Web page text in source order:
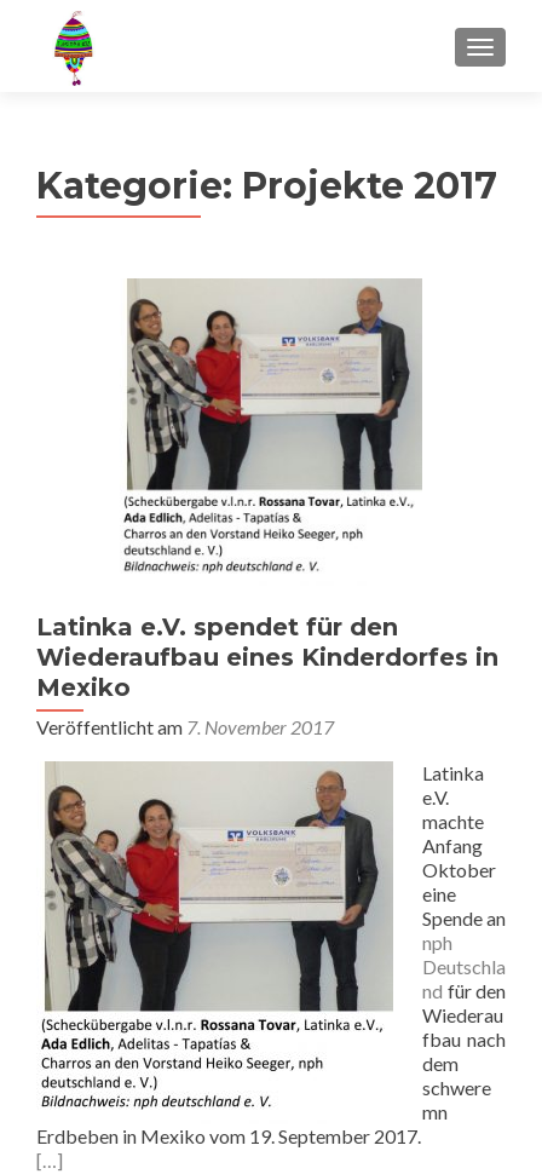
MENU
Kategorie: Projekte 2017
Latinka e.V. spendet für den
Wiederaufbau eines Kinderdorfes in
Mexiko
Veröffentlicht am 7. November 2017
Latinka
e.V.
machte
Anfang
Oktober
eine
Spende an
nph
Deutschla
nd für den
Wiederau
fbau nach
dem
schwere
mn
Erdbeben in Mexiko vom 19. September 2017.
[…]